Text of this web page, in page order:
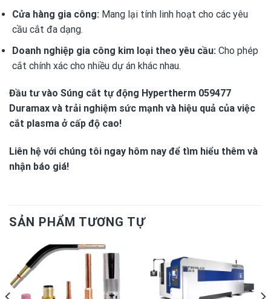
Cửa hàng gia công:Mang lại tính linh hoạt cho các yêu
cầu cắt đa dạng.
Doanh nghiệp gia công kim loại theo yêu cầu:Cho phép
cắt chính xác cho nhiều dự án khác nhau.
Đầu tư vào Súng cắt tự động Hypertherm 059477
Duramax và trải nghiệm sức mạnh và hiệu quả của việc
cắt plasma ở cấp độ cao!
Liên hệ với chúng tôi ngay hôm nay để tìm hiểu thêm và
nhận báo giá!
SẢN PHẨM TƯƠNG TỰ